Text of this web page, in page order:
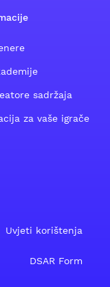
sadržaja
za vaše igrače
Uvjeti korištenja
DSAR Form